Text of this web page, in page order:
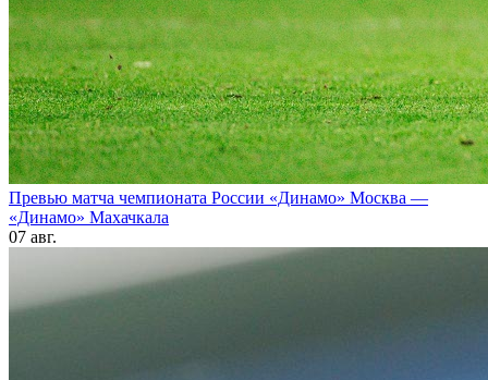
Превью матча чемпионата России «Динамо» Москва —
«Динамо» Махачкала
07 авг.